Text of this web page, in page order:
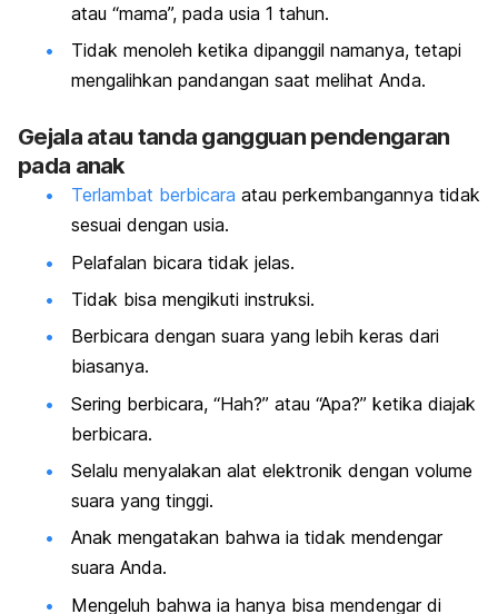
atau “mama”, pada usia 1 tahun.
Tidak menoleh ketika dipanggil namanya, tetapi
mengalihkan pandangan saat melihat Anda.
Gejala atau tanda gangguan pendengaran
pada anak
Terlambat berbicara atau perkembangannya tidak
sesuai dengan usia.
Pelafalan bicara tidak jelas.
Tidak bisa mengikuti instruksi.
Berbicara dengan suara yang lebih keras dari
biasanya.
Sering berbicara, “Hah?” atau “Apa?” ketika diajak
berbicara.
Selalu menyalakan alat elektronik dengan volume
suara yang tinggi.
Anak mengatakan bahwa ia tidak mendengar
suara Anda.
Mengeluh bahwa ia hanya bisa mendengar di